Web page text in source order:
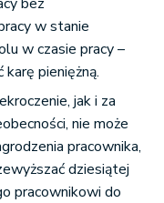
w stanie
w czasie pracy –
pieniężną.
jak i za
nie może
pracownika,
dziesiątej
pracownikowi do